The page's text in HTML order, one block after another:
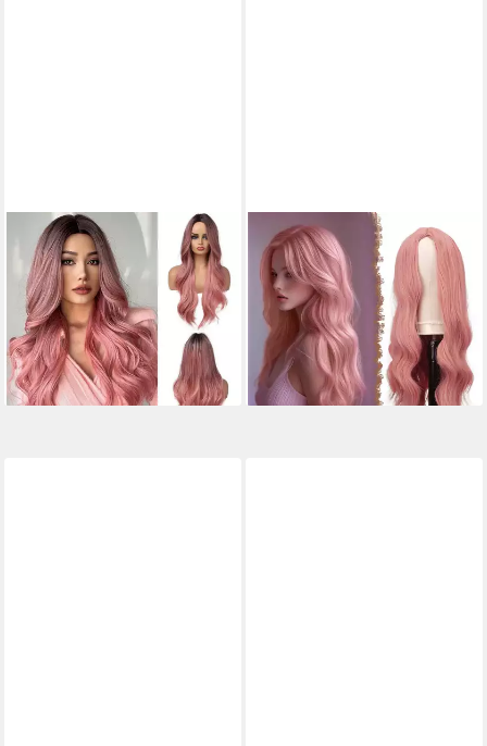
LUXUSKOLLEKTION
Kunsthaarperücke Ombre
Rosa Lange Synthetische
Welle Perücke Dunkle
Wurzeln für Frauen
59,95 €
lieferbar - in 6-7 Werktagen bei dir
LUXUSKOLLEKTION
Kunsthaarperücke Perücke
Locken Mittelscheitel Frauen
synthetisch Party Rosa 60 cm
71,95 €
lieferbar - in 6-8 Werktagen bei dir